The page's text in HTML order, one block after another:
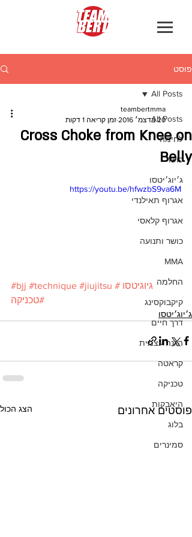
פוסט
All Posts
לחימה
כושר
ג׳יוג׳יטסו
אגרוף תאילנדי
אגרוף קלאסי
כושר ותנועה
MMA
החלמה
קיקבוקסינג
דרך חיים
הגנה עצמית
קראטה
טכניקה
היאבקות
בלוג
סמינרים
All Posts
Cross Choke from Knee on
Belly
teambertmma
20 בדצמ׳ 2016
זמן קריאה 1 דקות
https://youtu.be/hfwzbS9va6M
#bjj #technique #jiujitsu
#גיוגיטסו
#טכניקה
ג׳יוג׳יטסו
פוסטים אחרונים הצג הכול